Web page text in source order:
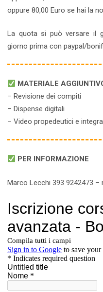
oppure 80,00 Euro se hai la
La quota si può versare il
giorno prima con paypal/
MATERIALE
– Revisione dei compiti
– Dispense digitali
– Video propedeutici e
PER INFORMAZIONE
Marco Lecchi 393 9242473